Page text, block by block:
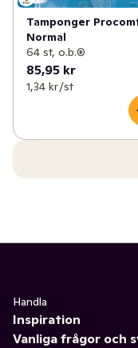
Tamponger
Normal
64 st, o.b.®
85,95 kr
1,34 kr /st
Handla
Inspiration
Vanliga frågor och